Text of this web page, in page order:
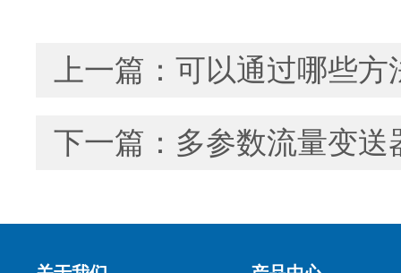
上一篇： 可以通过哪些方
下一篇： 多参数流量变送